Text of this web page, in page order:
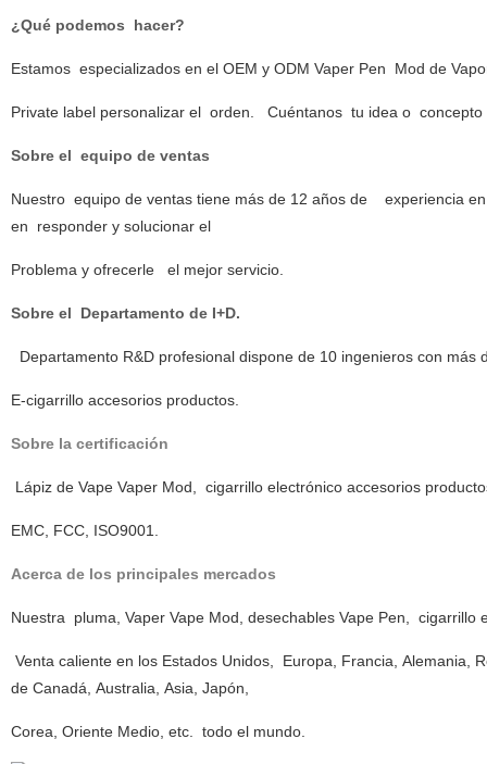
¿Qué podemos hacer?
Estamos especializados en el OEM y ODM Vaper Pen Mod de
Private label personalizar el orden. Cuéntanos tu idea o concepto
Sobre el equipo de ventas
Nuestro equipo de ventas tiene más de 12 años de experiencia
en responder y solucionar el
Problema y ofrecerle el mejor servicio.
Sobre el Departamento de I+D.
Departamento R&D profesional dispone de 10 ingenieros con
E-cigarrillo accesorios productos.
Sobre la certificación
Lápiz de Vape Vaper Mod, cigarrillo electrónico accesorios
EMC, FCC, ISO9001.
Acerca de los principales mercados
Nuestra pluma, Vaper Vape Mod, desechables Vape Pen,
Venta caliente en los Estados Unidos,
Europa, Francia, Alemania,
de Canadá, Australia, Asia, Japón,
Corea, Oriente Medio, etc. todo el mundo.